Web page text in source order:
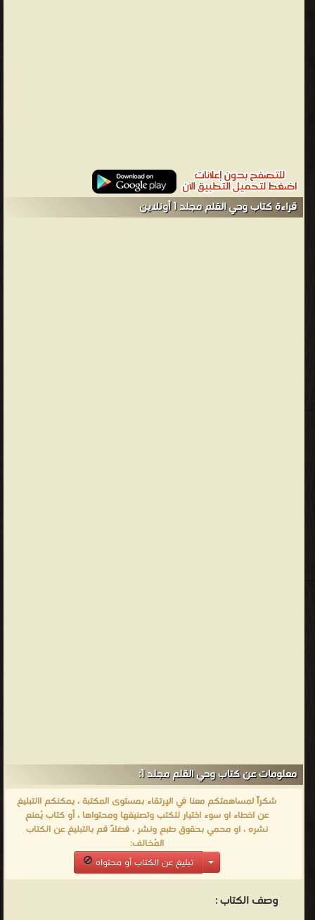
الأحمر ❝ ❞ ديوان الرافعي ❝ ❞ السمو الروحي الأعظم والجمال الفني في
البلاغة النبوية ❝ ❞ إعجاز القرآن والبلاغة النبوية - مصطفى صادق الرافعي
( دار الكتاب العربي ) ❝ ❞ وحي القلم مجلد 1 ❝ ❞ إعجاز القرآن والبلاغة
قراءة كتاب وحي القلم مجلد 1 أونلاين
معلومات عن كتاب وحي القلم مجلد 1:
شكراً لمساهمتكم معنا في الإرتقاء بمستوى المكتبة ، يمكنكم االتبليغ
عن اخطاء او سوء اختيار للكتب وتصنيفها ومحتواها ، أو كتاب يُمنع
نشره ، او محمي بحقوق طبع ونشر ، فضلاً قم بالتبليغ عن الكتاب
المُخالف:
تبليغ عن الكتاب أو محتواه
وصف الكتاب :